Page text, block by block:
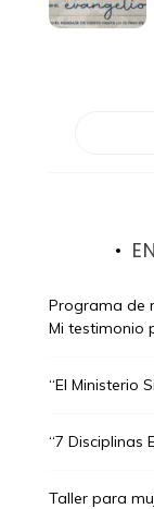
Programa de
Mi testimonio
“El Ministerio
“7 Disciplinas
Taller para